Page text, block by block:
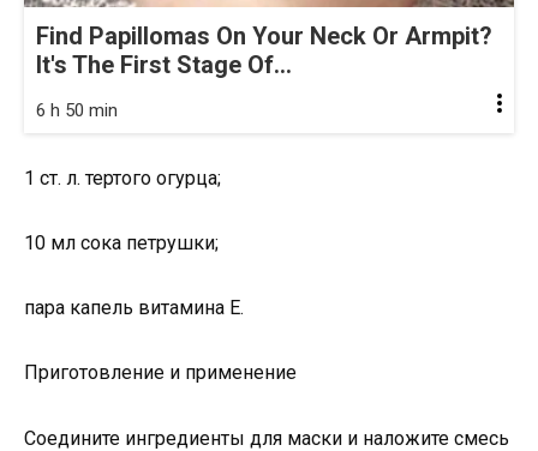
Find Papillomas On Your Neck Or Armpit?
It's The First Stage Of...
6 h 50 min
1 ст. л. тертого огурца;
10 мл сока петрушки;
пара капель витамина Е.
Приготовление и применение
Соедините ингредиенты для маски и наложите смесь